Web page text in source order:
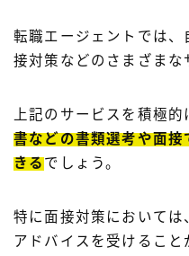
転職エージェントでは
接対策などのさまざまな
上記のサービスを積極的
書などの書類選考や面
きる でしょう。
特に面接対策において
アドバイスを受けるこ